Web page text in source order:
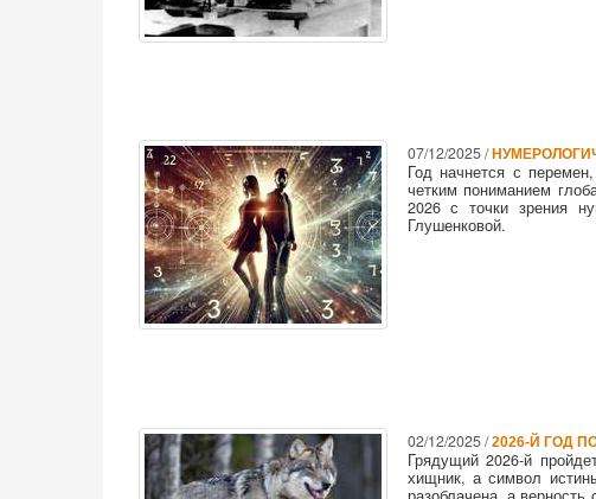
07/12/2025 /
Год начнется с
четким пониманием
2026 с точки зрения
Глушенковой.
02/12/2025 /2026-Й ГОД
Грядущий 2026-й
хищник, а символ